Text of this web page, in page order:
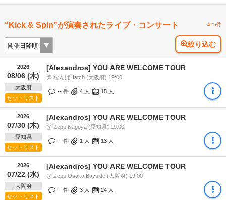
“Kick & Spin”が演奏されたライブ・コンサート 425件
絞り込む
2026
08/06 (木)
大阪府
セットリスト
[Alexandros] YOU ARE WELCOME TOUR
@ なんばHatch (大阪府) 19:00
-- 件 4 人 15 人
2026
07/30 (木)
愛知県
セットリスト
[Alexandros] YOU ARE WELCOME TOUR
@ Zepp Nagoya (愛知県) 19:00
-- 件 1 人 13 人
2026
07/22 (水)
大阪府
セットリスト
[Alexandros] YOU ARE WELCOME TOUR
@ Zepp Osaka Bayside (大阪府) 19:00
-- 件 3 人 24 人